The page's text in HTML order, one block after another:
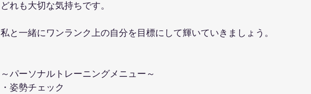
どれも大切な気持ちです。
私と一緒にワンランク上の自分を目標にして輝いていきましょう。
～パーソナルトレーニングメニュー～
・姿勢チェック